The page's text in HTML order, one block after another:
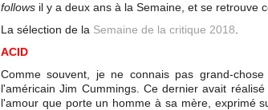
follows il y a deux ans à la Semaine, et se retrouve
La sélection de la Semaine de la critique 2018
ACID
Comme souvent, je ne connais pas grand-
l'américain Jim Cummings. Ce dernier avait
l'amour que porte un homme à sa mère, exprimé